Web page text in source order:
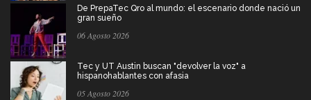
De PrepaTec Qro al mundo: el escenario donde nació un
gran sueño
06 Agosto 2026
Tec y UT Austin buscan "devolver la voz" a
hispanohablantes con afasia
05 Agosto 2026